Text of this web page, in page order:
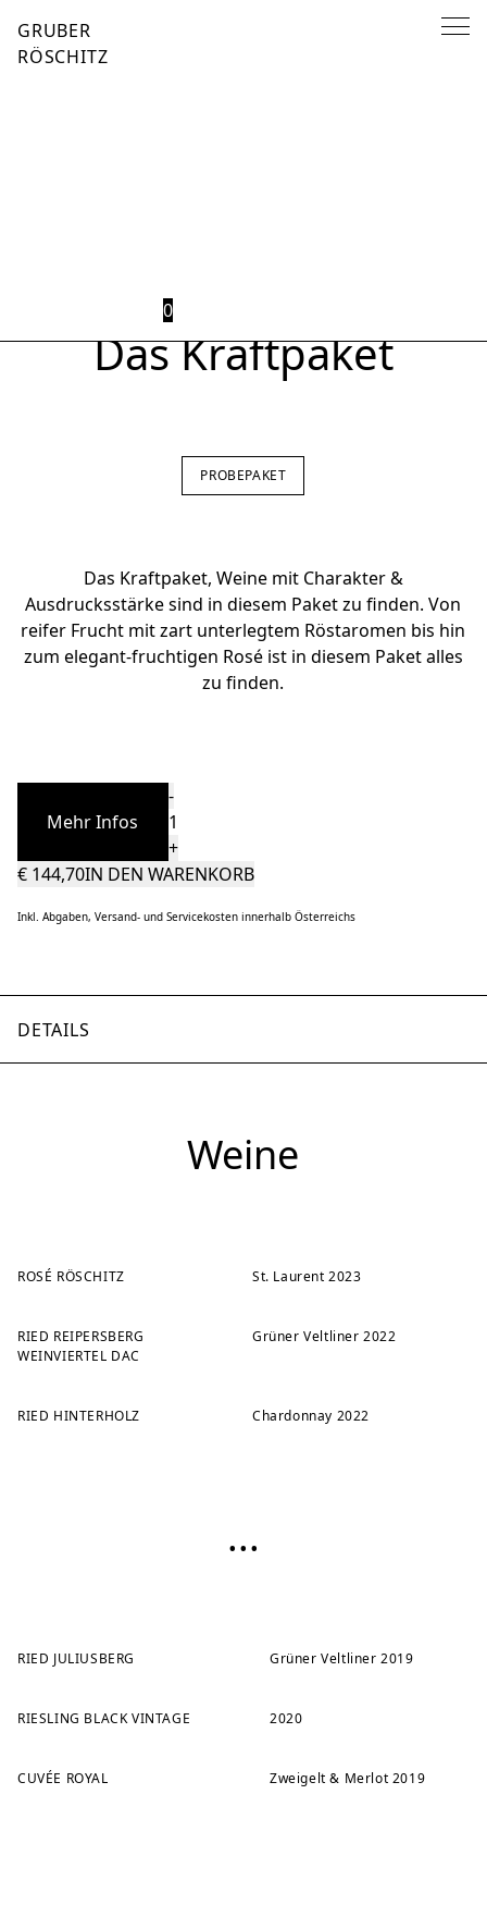
GRUBER
RÖSCHITZ
0
Das Kraftpaket
PROBEPAKET
Das Kraftpaket, Weine mit Charakter &
Ausdrucksstärke sind in diesem Paket zu finden. Von
reifer Frucht mit zart unterlegtem Röstaromen bis hin
zum elegant-fruchtigen Rosé ist in diesem Paket alles
zu finden.
Mehr Infos
Quantity
-
+
€ 144,70IN DEN WARENKORB
Inkl. Abgaben, Versand- und Servicekosten innerhalb Österreichs
DETAILS
Weine
ROSÉ RÖSCHITZ St. Laurent 2023
RIED REIPERSBERG
WEINVIERTEL DAC
Grüner Veltliner 2022
RIED HINTERHOLZ Chardonnay 2022
...
RIED JULIUSBERG Grüner Veltliner 2019
RIESLING BLACK VINTAGE 2020
CUVÉE ROYAL Zweigelt & Merlot 2019